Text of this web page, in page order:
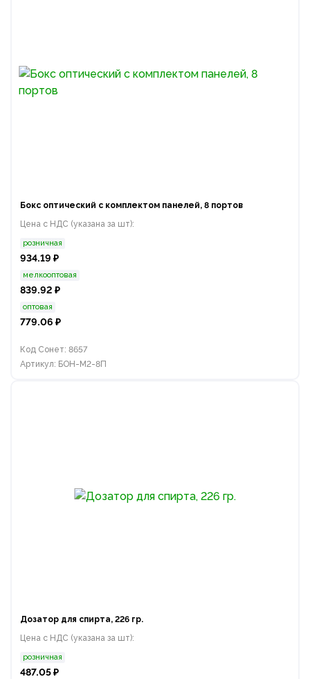
Бокс оптический с комплектом панелей, 8 портов
Цена с НДС (указана за шт):
розничная
934.19 ₽
мелкооптовая
839.92 ₽
оптовая
779.06 ₽
Код Сонет: 8657
Артикул: БОН-М2-8П
Дозатор для спирта, 226 гр.
Цена с НДС (указана за шт):
розничная
487.05 ₽